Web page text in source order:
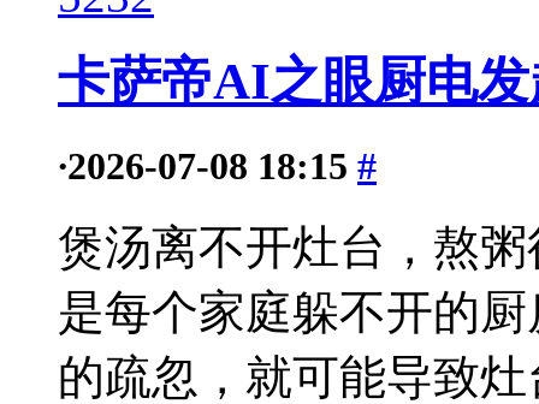
卡萨帝AI之眼厨电
·2026-07-08 18:15 #
煲汤离不开灶台，熬
是每个家庭躲不开的
的疏忽，就可能导致